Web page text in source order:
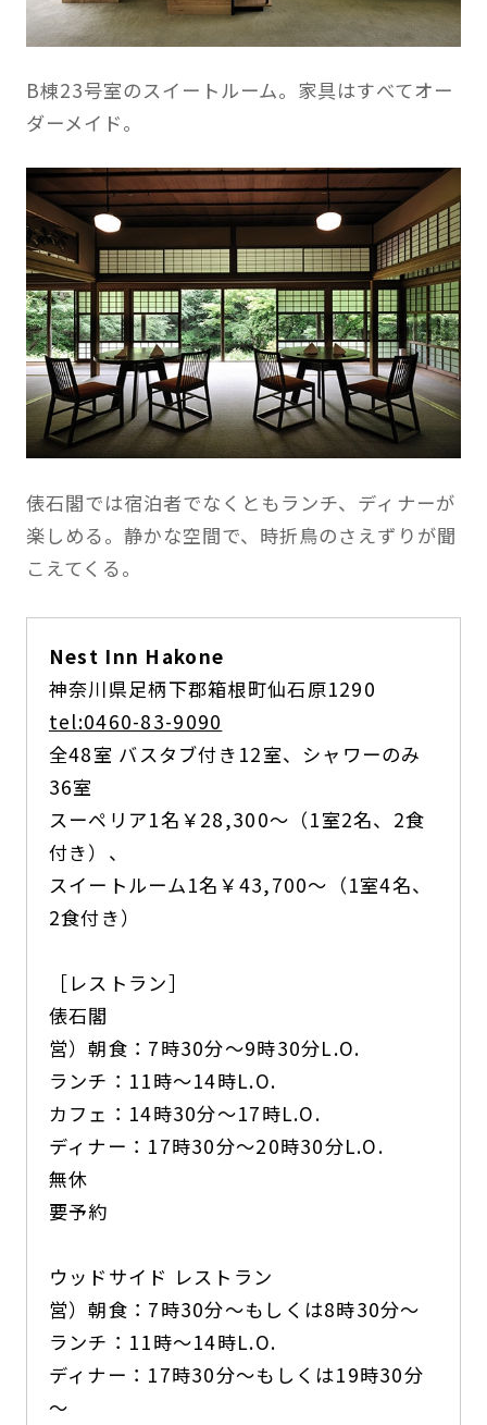
B棟23号室のスイートルーム。家具はすべてオー
ダーメイド。
俵石閣では宿泊者でなくともランチ、ディナーが
楽しめる。静かな空間で、時折鳥のさえずりが聞
こえてくる。
Nest Inn Hakone
神奈川県足柄下郡箱根町仙石原1290
tel:0460-83-9090
全48室 バスタブ付き12室、シャワーのみ
36室
スーペリア1名￥28,300～（1室2名、2食
付き）、
スイートルーム1名￥43,700～（1室4名、
2食付き）
［レストラン］
俵石閣
営）朝食：7時30分～9時30分L.O.
ランチ：11時～14時L.O.
カフェ：14時30分～17時L.O.
ディナー：17時30分～20時30分L.O.
無休
要予約
ウッドサイド レストラン
営）朝食：7時30分～もしくは8時30分～
ランチ：11時～14時L.O.
ディナー：17時30分～もしくは19時30分
～